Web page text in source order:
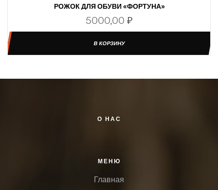
РОЖОК ДЛЯ ОБУВИ «ФОРТУНА»
5000,00 ₽
В КОРЗИНУ
О НАС
МЕНЮ
Главная